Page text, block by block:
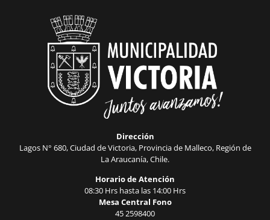
Dirección
Lagos N° 680, Ciudad de Victoria, Provincia de Malleco, Región de
La Araucanía, Chile.
Horario de Atención
08:30 Hrs hasta las 14:00 Hrs
Mesa Central Fono
45 2598400